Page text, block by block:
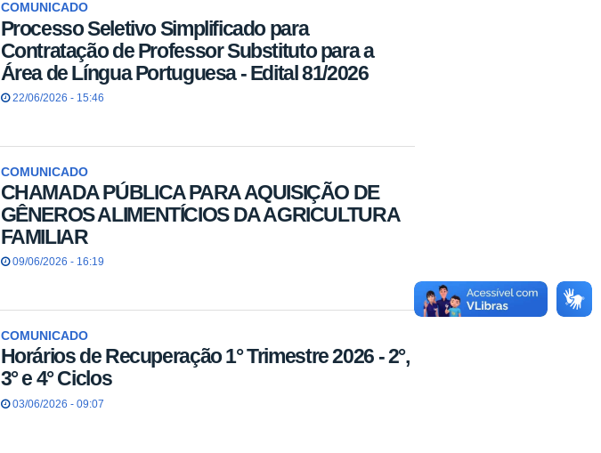
COMUNICADO
Processo Seletivo Simplificado para
Contratação de Professor Substituto para a
Área de Língua Portuguesa - Edital 81/2026
22/06/2026 - 15:46
COMUNICADO
CHAMADA PÚBLICA PARA AQUISIÇÃO DE
GÊNEROS ALIMENTÍCIOS DA AGRICULTURA
FAMILIAR
09/06/2026 - 16:19
COMUNICADO
Horários de Recuperação 1° Trimestre 2026 - 2°,
3° e 4° Ciclos
03/06/2026 - 09:07